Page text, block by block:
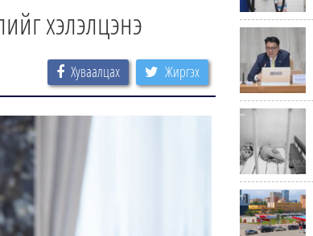
хэлэлцэнэ
Хуваалцах Жиргэх